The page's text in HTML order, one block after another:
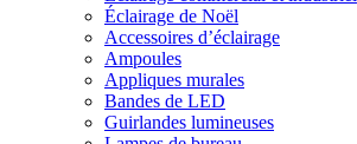
Éclairage de Noël
Accessoires d’éclairage
Ampoules
Appliques murales
Bandes de LED
Guirlandes lumineuses